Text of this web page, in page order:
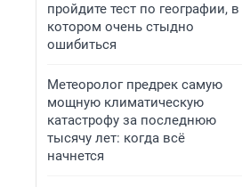
пройдите тест по географии, в
котором очень стыдно
ошибиться
Метеоролог предрек самую
мощную климатическую
катастрофу за последнюю
тысячу лет: когда всё
начнется